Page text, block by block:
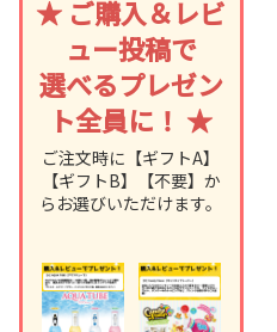
★ ご購入＆レビ
ュー投稿で
選べるプレゼン
ト全員に！ ★
ご注文時に【ギフトA】
【ギフトB】【不要】か
らお選びいただけます。